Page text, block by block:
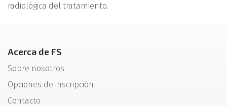
radiológica del tratamiento.
Acerca de FS
Sobre nosotros
Opciones de inscripción
Contacto